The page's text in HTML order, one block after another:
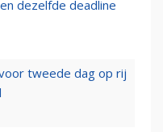
dezelfde deadline
tweede dag op rij